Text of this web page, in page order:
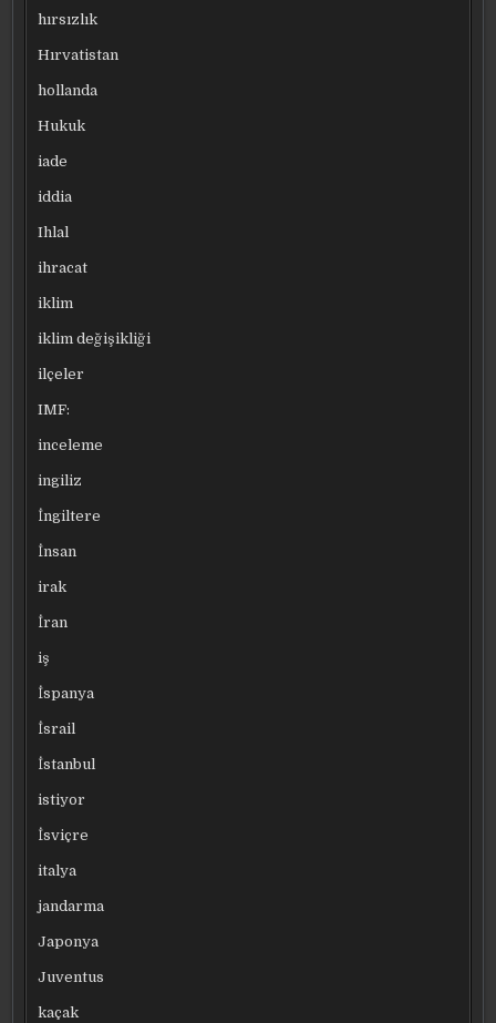
hırsızlık
Hırvatistan
hollanda
Hukuk
iade
iddia
Ihlal
ihracat
iklim
iklim değişikliği
ilçeler
IMF:
inceleme
ingiliz
İngiltere
İnsan
irak
İran
iş
İspanya
İsrail
İstanbul
istiyor
İsviçre
italya
jandarma
Japonya
Juventus
kaçak